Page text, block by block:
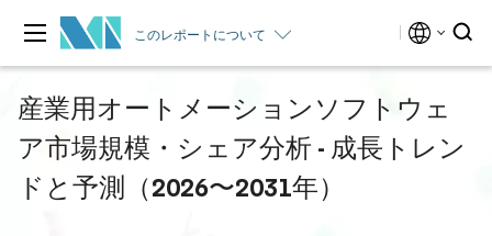
このレポートについて
産業用オートメーションソフトウェ
ア市場規模・シェア分析 - 成長トレン
ドと予測（2026〜2031年）